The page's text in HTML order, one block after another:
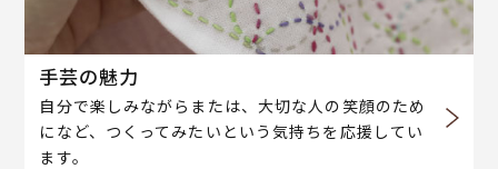
手芸の魅力
自分で楽しみながらまたは、大切な人の笑顔のため
になど、つくってみたいという気持ちを応援してい
ます。